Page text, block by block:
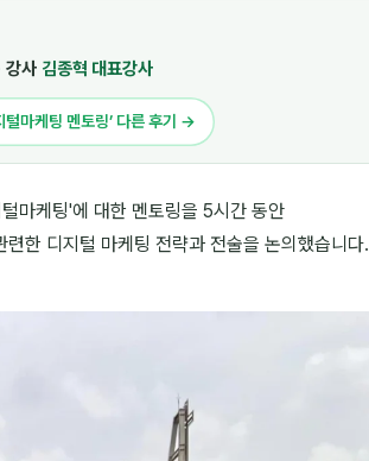
강사 김종혁 대표강사
마케팅 멘토링’ 다른 후기 →
마케팅'에 대한 멘토링을 5시간 동안
한 디지털 마케팅 전략과 전술을 논의했습니다.